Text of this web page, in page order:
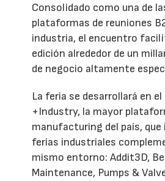
Consolidado como una de
plataformas de reuniones
industria, el encuentro
edición alrededor de un
de negocio altamente
La feria se desarrollará en
+Industry, la mayor
manufacturing del país,
ferias industriales
mismo entorno: Addit3D,
Maintenance, Pumps &